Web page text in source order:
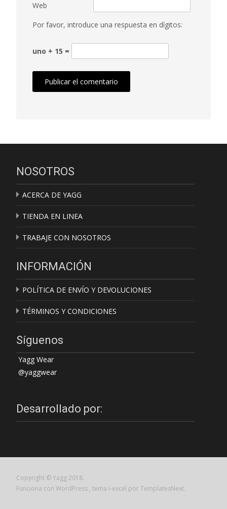
Web
Por favor, introduce una respuesta en dígitos:
uno + 15 =
NOSOTROS
ACERCA DE YAGG
TIENDA EN LINEA
TRABAJE CON NOSOTROS
INFORMACIÓN
POLÍTICA DE ENVÍO Y DEVOLUCIONES
TÉRMINOS Y CONDICIONES
Síguenos
Yagg Wear
@yaggwear
Desarrollado por:
Copyright © Yagg 2018.
Funciona con WordPress , tema i-excel por TemplatesNext.